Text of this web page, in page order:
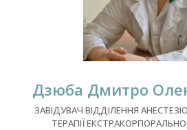
Дзюба Дмитро
ЗАВІДУВАЧ ВІДДІЛЕННЯ
ТЕРАПІЇ